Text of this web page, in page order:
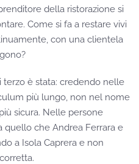
della ristorazione si
Come si fa a restare vivi
con una clientela
terzo è stata: credendo nelle
più lungo, non nel nome
sicura. Nelle persone
quello che Andrea Ferrara e
a Isola Caprera e non